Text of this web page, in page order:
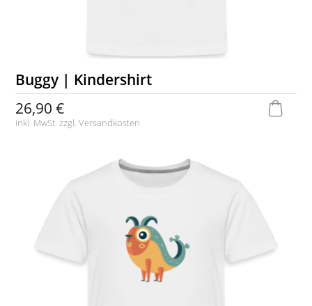
Buggy | Kindershirt
26,90 €
inkl. MwSt. zzgl.Versandkosten